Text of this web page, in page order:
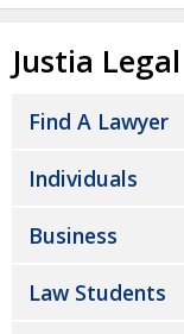
Justia
Find A Lawyer
Individuals
Business
Law Students